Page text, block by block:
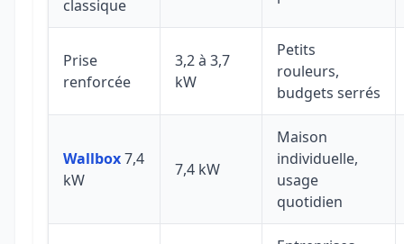
classique
Prise
renforcée
3,2 à 3,7
kW
Petits
rouleurs,
budgets serrés
Wallbox7,4
kW
7,4 kW
Maison
individuelle,
usage
quotidien